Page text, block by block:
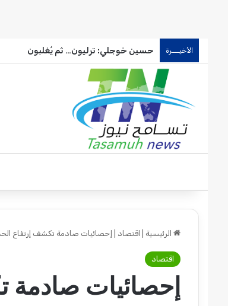
الأخيـــرة حسين خوجلي: ترليون… ثم يُغلبون
الرئيسية اقتصاد إحصائيات صادمة تكشف إرتفاع
اقتصاد
إحصائيات صادمة